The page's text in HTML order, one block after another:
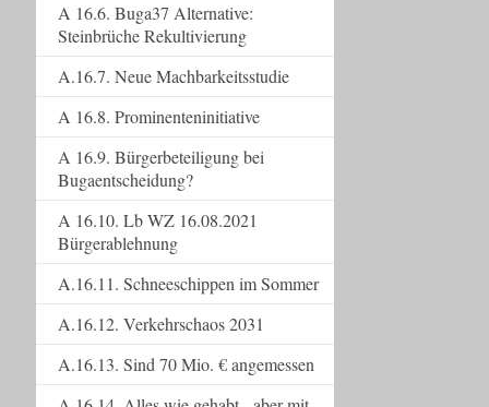
A 16.6. Buga37 Alternative:
Steinbrüche Rekultivierung
A.16.7. Neue Machbarkeitsstudie
A 16.8. Prominenteninitiative
A 16.9. Bürgerbeteiligung bei
Bugaentscheidung?
A 16.10. Lb WZ 16.08.2021
Bürgerablehnung
A.16.11. Schneeschippen im Sommer
A.16.12. Verkehrschaos 2031
A.16.13. Sind 70 Mio. € angemessen